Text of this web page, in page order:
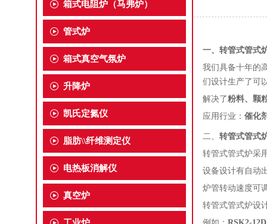
箱式电阻炉（马弗炉）
管式炉
箱式真空气氛炉
升降炉
凯氏定氮仪
脂肪\\纤维测定仪
电热板消解仪
真空炉
一、转管式管式
我们具备十年的
们设计生产了可
解决了粉料、颗
应用行业： 催化
二、 转管式管式
转管式管式炉采
设备设计有自动
炉管转动速度可
转管式管式炉设